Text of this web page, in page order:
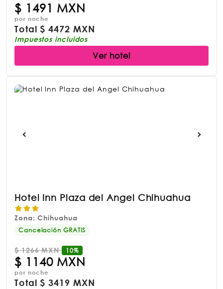
$ 1491 MXN
por noche
Total$4472 MXN
Impuestos incluidos
Ver hotel
Hotel Inn Plaza del Angel Chihuahua
Zona: Chihuahua
Cancelación GRATIS
$1266 MXN 10%
$ 1140 MXN
por noche
Total$3419 MXN